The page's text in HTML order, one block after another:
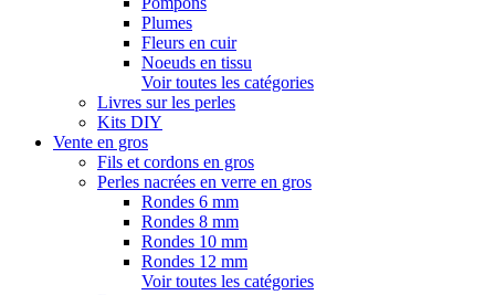
Plumes
Fleurs en cuir
Noeuds en tissu
Voir toutes les catégories
Livres sur les perles
Kits DIY
Vente en gros
Fils et cordons en gros
Perles nacrées en verre en gros
Rondes 6 mm
Rondes 8 mm
Rondes 10 mm
Rondes 12 mm
Voir toutes les catégories